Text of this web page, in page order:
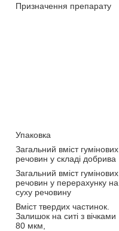
Призначення препарату
Упаковка
Загальний вміст гумінових
речовин у складі добрива
Загальний вміст гумінових
речовин у перерахунку на
суху речовину
Вміст твердих частинок.
Залишок на ситі з вічками
80 мкм,